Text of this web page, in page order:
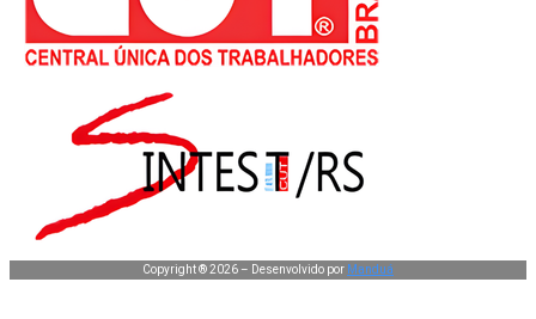
Copyright ® 2026 – Desenvolvido por Manduá